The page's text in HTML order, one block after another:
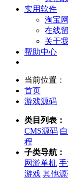
实用软件
淘宝
在线
关于
帮助中心
当前位置：
首页
游戏源码
类目列表：
CMS源码
程
子类导航：
网游单机
游戏 其他